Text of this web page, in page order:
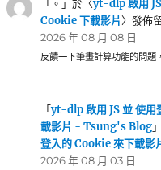
「 。 」於〈yt-dlp 啟用
Cookie 下載影片〉發佈
2026 年 08 月 08 日
反饋一下筆畫計算功能的問題
「yt-dlp 啟用 JS 並 使用
載影片 - Tsung's Blog
登入的 Cookie 來下載影
2026 年 08 月 03 日